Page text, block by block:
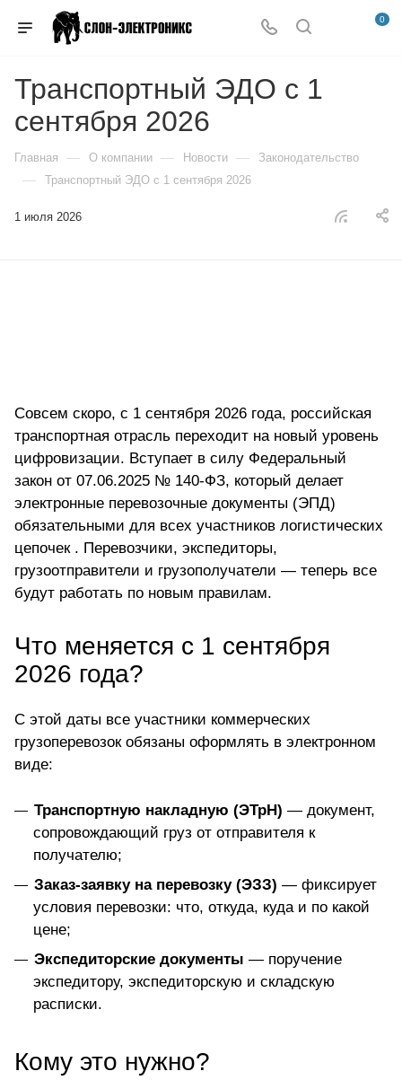
0
Транспортный ЭДО с 1
сентября 2026
Главная — О компании — Новости — Законодательство
— Транспортный ЭДО с 1 сентября 2026
1 июля 2026
Совсем скоро, с 1 сентября 2026 года, российская
транспортная отрасль переходит на новый уровень
цифровизации. Вступает в силу Федеральный
закон от 07.06.2025 № 140-ФЗ, который делает
электронные перевозочные документы (ЭПД)
обязательными для всех участников логистических
цепочек . Перевозчики, экспедиторы,
грузоотправители и грузополучатели — теперь все
будут работать по новым правилам.
Что меняется с 1 сентября
2026 года?
С этой даты все участники коммерческих
грузоперевозок обязаны оформлять в электронном
виде:
Транспортную накладную (ЭТрН) — документ,
сопровождающий груз от отправителя к
получателю;
Заказ-заявку на перевозку (ЭЗЗ) — фиксирует
условия перевозки: что, откуда, куда и по какой
цене;
Экспедиторские документы — поручение
экспедитору, экспедиторскую и складскую
расписки.
Кому это нужно?